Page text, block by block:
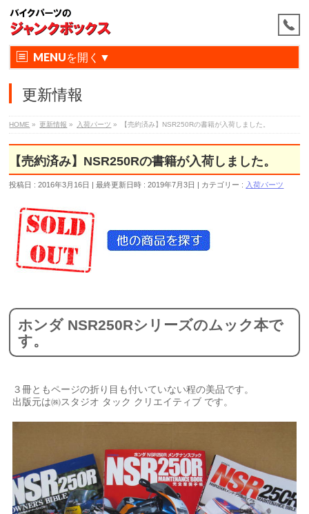
MENU
更新情報
HOME » 更新情報 » 入荷パーツ » 【売約済み】NSR250Rの書籍が入荷しました。
【売約済み】NSR250Rの書籍が入荷しました。
投稿日 : 2016年3月16日 最終更新日時 : 2019年7月3日 カテゴリー : 入荷パーツ
ホンダ NSR250Rシリーズのムック本で
す。
３冊ともページの折り目も付いていない程の美品です。
出版元は㈱スタジオ タック クリエイティブ です。